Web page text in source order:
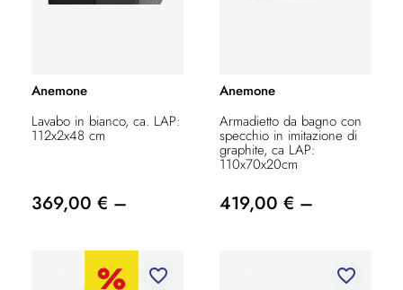
Anemone
Lavabo in bianco, ca. LAP:
112x2x48 cm
369,00 € –
Anemone
Armadietto da bagno con
specchio in imitazione di
graphite, ca LAP:
110x70x20cm
419,00 € –
favorite_border favorite_border